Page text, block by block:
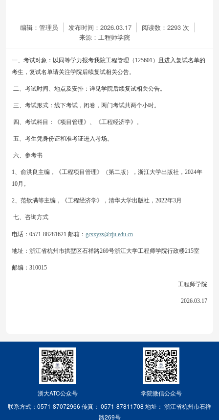
编辑：管理员 发布时间：2026.03.17 阅读数： 2293 次
来源：工程师学院
一、考试对象：以同等学力报考我院工程管理（ 125601）且进入复试名单的
考生，复试名单请关注学院后续复试相关公告。
二、考试时间、地点及安排：详见学院后续复试相关公告。
三、考试形式：线下考试，闭卷，两门考试共两个小时。
四、考试科目：《项目管理》、《工程经济学》。
五、考生凭身份证和准考证进入考场。
六、参考书
1、俞洪良主编，《工程项目管理》（第二版），浙江大学出版社，2024年
10月。
2、范钦满等主编，《工程经济学》，清华大学出版社，2022年3月
七、咨询方式
电话： 0571-88281621 邮箱： gcsxyzs@zju.edu.cn
地址：浙江省杭州市拱墅区石祥路269号浙江大学工程师学院行政楼215室
邮编： 310015
工程师学院
2026.03.17
浙大ATC公众号
学院微信公众号
联系方式：0571-87072966 传真： 0571-87811708 地址： 浙江省杭州市石祥
路269号